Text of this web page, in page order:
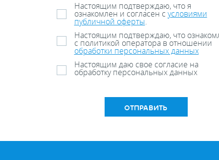
Настоящим подтверждаю, что я
ознакомлен и согласен с условиями
публичной оферты.
Настоящим подтверждаю, что
с политикой оператора в отношении
обработки персональных данных
Настоящим даю свое согласие на
обработку персональных данных
ОТПРАВИТЬ